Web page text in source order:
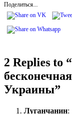
Поделиться...
2 Replies to “
Украины”
Луганчанин: